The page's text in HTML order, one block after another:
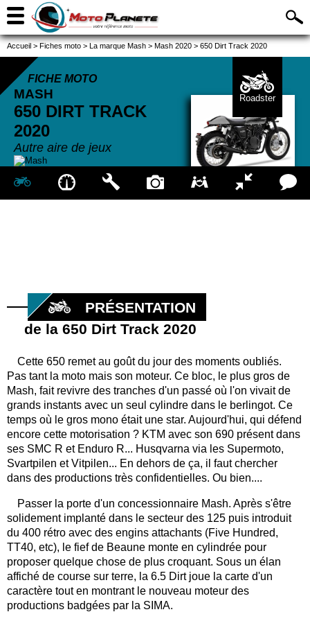
Accueil > Fiches moto > La marque Mash > Mash 2020 > 650 Dirt Track 2020
FICHE MOTO
MASH
650 DIRT TRACK
2020
Autre aire de jeux
Roadster
PRÉSENTATION
de la 650 Dirt Track 2020
Cette 650 remet au goût du jour des moments oubliés.
Pas tant la moto mais son moteur. Ce bloc, le plus gros de
Mash, fait revivre des tranches d'un passé où l'on vivait de
grands instants avec un seul cylindre dans le berlingot. Ce
temps où le gros mono était une star. Aujourd'hui, qui défend
encore cette motorisation ? KTM avec son 690 présent dans
ses SMC R et Enduro R... Husqvarna via les Supermoto,
Svartpilen et Vitpilen... En dehors de ça, il faut chercher
dans des productions très confidentielles. Ou bien....
Passer la porte d'un concessionnaire Mash. Après s'être
solidement implanté dans le secteur des 125 puis introduit
du 400 rétro avec des engins attachants (Five Hundred,
TT40, etc), le fief de Beaune monte en cylindrée pour
proposer quelque chose de plus croquant. Sous un élan
affiché de course sur terre, la 6.5 Dirt joue la carte d'un
caractère tout en montrant le nouveau moteur des
productions badgées par la SIMA.